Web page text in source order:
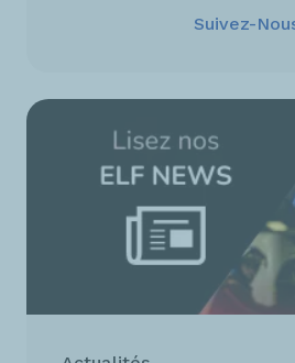
Suivez-